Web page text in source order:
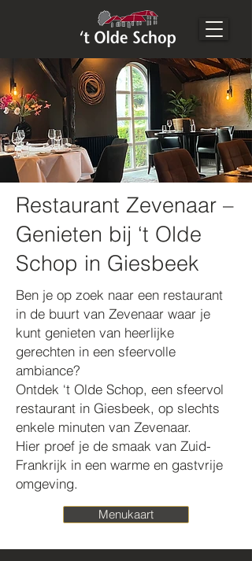
Restaurant Zevenaar –
Genieten bij ‘t Olde
Schop in Giesbeek
Ben je op zoek naar een restaurant
in de buurt van Zevenaar waar je
kunt genieten van heerlijke
gerechten in een sfeervolle
ambiance?
Ontdek ‘t Olde Schop, een sfeervol
restaurant in Giesbeek, op slechts
enkele minuten van Zevenaar.
Hier proef je de smaak van Zuid-
Frankrijk in een warme en gastvrije
omgeving.
Menukaart